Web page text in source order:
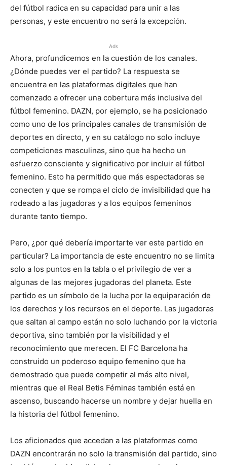
del fútbol radica en su capacidad para unir a las
personas, y este encuentro no será la excepción.
Ads
Ahora, profundicemos en la cuestión de los canales.
¿Dónde puedes ver el partido? La respuesta se
encuentra en las plataformas digitales que han
comenzado a ofrecer una cobertura más inclusiva del
fútbol femenino. DAZN, por ejemplo, se ha posicionado
como uno de los principales canales de transmisión de
deportes en directo, y en su catálogo no solo incluye
competiciones masculinas, sino que ha hecho un
esfuerzo consciente y significativo por incluir el fútbol
femenino. Esto ha permitido que más espectadoras se
conecten y que se rompa el ciclo de invisibilidad que ha
rodeado a las jugadoras y a los equipos femeninos
durante tanto tiempo.
Pero, ¿por qué debería importarte ver este partido en
particular? La importancia de este encuentro no se limita
solo a los puntos en la tabla o el privilegio de ver a
algunas de las mejores jugadoras del planeta. Este
partido es un símbolo de la lucha por la equiparación de
los derechos y los recursos en el deporte. Las jugadoras
que saltan al campo están no solo luchando por la victoria
deportiva, sino también por la visibilidad y el
reconocimiento que merecen. El FC Barcelona ha
construido un poderoso equipo femenino que ha
demostrado que puede competir al más alto nivel,
mientras que el Real Betis Féminas también está en
ascenso, buscando hacerse un nombre y dejar huella en
la historia del fútbol femenino.
Los aficionados que accedan a las plataformas como
DAZN encontrarán no solo la transmisión del partido, sino